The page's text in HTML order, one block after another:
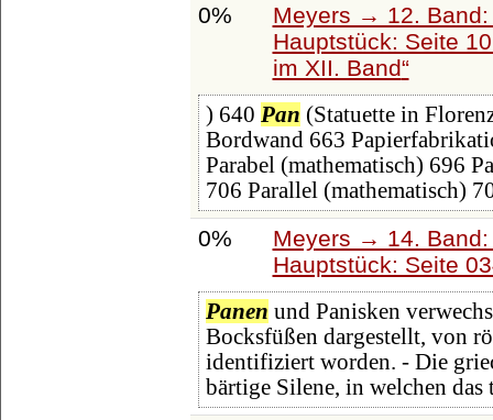
0%
Meyers → 12.
Hauptstück: Seite
im XII. Band
) 640 Pan (Statuette in
Bordwand 663
Parabel (mathematisch) 696
706 Parallel (mathematisch)
0%
Meyers → 14.
Hauptstück: Seite
Panen und Panisken
Bocksfüßen dargestellt, von
identifiziert worden. - Die
bärtige Silene, in welchen das